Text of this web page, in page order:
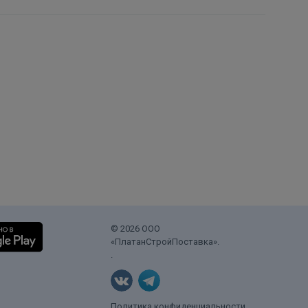
© 2026 ООО
«ПлатанСтройПоставка».
.